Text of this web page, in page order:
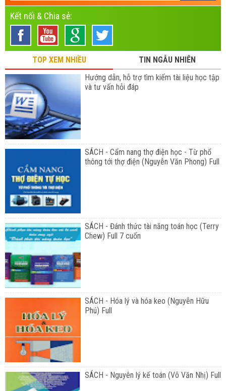
Kết nối & Chia sẻ:
TOP XEM NHIỀU
TIN NGẪU NHIÊN
Hướng dẫn, hỗ trợ tìm kiếm tài liệu học tập
và tư vấn hỏi đáp
SÁCH - Cẩm nang thợ điện học - Từ phổ
thông tới thợ điện (Nguyễn Văn Phong) Full
SÁCH - Đánh thức tài năng toán học (Terry
Chew) Full 7 cuốn
SÁCH - Hóa lý và hóa keo (Nguyễn Hữu
Phú) Full
SÁCH - Nguyên lý kế toán (Võ Văn Nhị) Full